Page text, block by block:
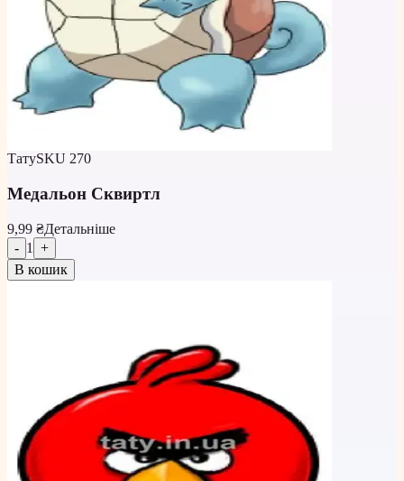
ТатуSKU 270
Медальон Сквиртл
9,99 ₴Детальніше
- 1
+
В кошик